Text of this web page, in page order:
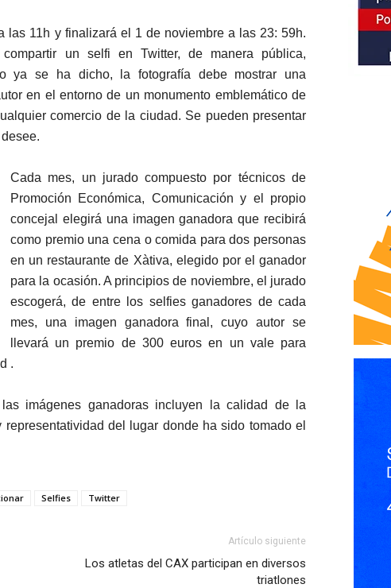
las 11h y finalizará el 1 de noviembre a las 23: 59h.
un selfi en Twitter, de manera pública,
ya se ha dicho, la fotografía debe mostrar una
en el entorno de un monumento emblemático de
comercio de la ciudad. Se pueden presentar
Cada mes, un jurado compuesto por técnicos de
Promoción Económica, Comunicación y el propio
concejal elegirá una imagen ganadora que recibirá
como premio una cena o comida para dos personas
en un restaurante de Xàtiva, elegido por el ganador
para la ocasión. A principios de noviembre, el jurado
escogerá, de entre los selfies ganadores de cada
mes, una imagen ganadora final, cuyo autor se
llevará un premio de 300 euros en un vale para
.
imágenes ganadoras incluyen la calidad de la
del lugar donde ha sido tomado el
Selfies Twitter
Artículo siguiente
Los atletas del CAX participan en diversos
triatlones